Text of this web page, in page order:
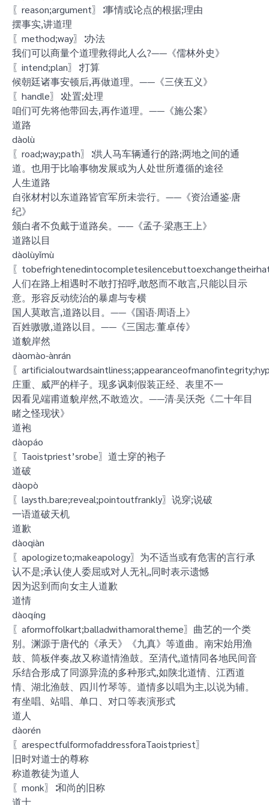
〖reason;argument〗∶事情或论点的根据;理由
摆事实,讲道理
〖method;way〗∶办法
我们可以商量个道理救得此人么?——《儒林外史》
〖intend;plan〗∶打算
候朝廷诸事安顿后,再做道理。——《三侠五义》
〖handle〗∶处置;处理
咱们可先将他带回去,再作道理。——《施公案》
道路
dàolù
〖road;way;path〗∶供人马车辆通行的路;两地之间的通
道。也用于比喻事物发展或为人处世所遵循的途径
人生道路
自张材村以东道路皆官军所未尝行。——《资治通鉴·唐
纪》
颁白者不负戴于道路矣。——《孟子·梁惠王上》
道路以目
dàolùyǐmù
〖
人们在路上相遇时不敢打招呼,敢怒而不敢言,只能以目示
意。形容反动统治的暴虐与专横
国人莫敢言,道路以目。——《国语·周语上》
百姓嗷嗷,道路以目。——《三国志·董卓传》
道貌岸然
dàomào-ànrán
〖
庄重、威严的样子。现多讽刺假装正经、表里不一
因看见端甫道貌岸然,不敢造次。——清·吴沃尧《二十年目
睹之怪现状》
道袍
dàopáo
〖Taoistpriest’srobe〗道士穿的袍子
道破
dàopò
〖laysth.bare;reveal;pointoutfrankly〗说穿;说破
一语道破天机
道歉
dàoqiàn
〖apologizeto;makeapology〗为不适当或有危害的言行承
认不是;承认使人委屈或对人无礼,同时表示遗憾
因为迟到而向女主人道歉
道情
dàoqíng
〖aformoffolkart;balladwithamoraltheme〗曲艺的一个类
别。渊源于唐代的《承天》《九真》等道曲。南宋始用渔
鼓、筒板伴奏,故又称道情渔鼓。至清代,道情同各地民间音
乐结合形成了同源异流的多种形式,如陕北道情、江西道
情、湖北渔鼓、四川竹琴等。道情多以唱为主,以说为辅。
有坐唱、站唱、单口、对口等表演形式
道人
dàorén
〖arespectfulformofaddressforaTaoistpriest〗
旧时对道士的尊称
称道教徒为道人
〖monk〗∶和尚的旧称
道士